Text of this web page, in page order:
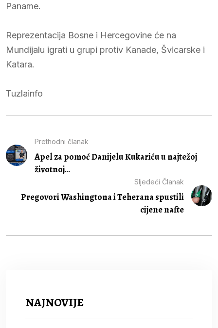
Paname.
Reprezentacija Bosne i Hercegovine će na
Mundijalu igrati u grupi protiv Kanade, Švicarske i
Katara.
Tuzlainfo
Prethodni članak
Apel za pomoć Danijelu Kukariću u najtežoj
životnoj...
Sljedeći Članak
Pregovori Washingtona i Teherana spustili
cijene nafte
NAJNOVIJE